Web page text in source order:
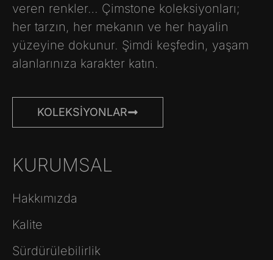
veren renkler… Çimstone koleksiyonları;
her tarzın, her mekanın ve her hayalin
yüzeyine dokunur. Şimdi keşfedin, yaşam
alanlarınıza karakter katın.
KOLEKSIYONLAR
KURUMSAL
Hakkımızda
Kalite
Sürdürülebilirlik